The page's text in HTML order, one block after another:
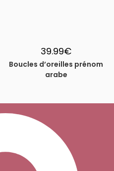
39.99€
Boucles d’oreilles prénom
arabe